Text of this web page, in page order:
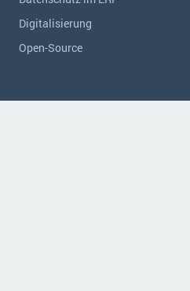
Digitalisierung
Open-Source